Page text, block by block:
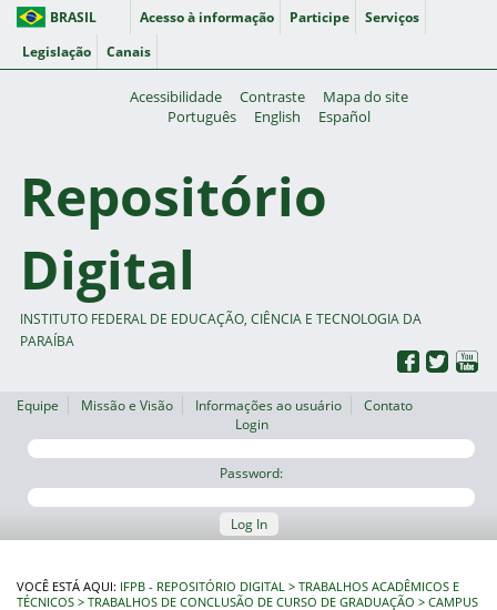
BRASIL Acesso à informação Participe
Serviços
Legislação
Canais
Acessibilidade Contraste
Mapa do site
Português
English Español
Repositório
Digital
INSTITUTO FEDERAL DE EDUCAÇÃO, CIÊNCIA E TECNOLOGIA DA
PARAÍBA
Equipe Missão e Visão Informações ao usuário
Contato
Login
Password:
Log In
VOCÊ ESTÁ AQUI: IFPB - REPOSITÓRIO DIGITAL
TRABALHOS ACADÊMICOS E
TÉCNICOS
TRABALHOS DE CONCLUSÃO DE CURSO DE GRADUAÇÃO
CAMPUS